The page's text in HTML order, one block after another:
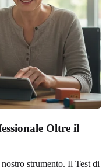
Oltre il
strumento. Il Test di